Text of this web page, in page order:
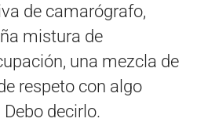
de camarógrafo,
mistura de
una mezcla de
respeto con algo
decirlo.